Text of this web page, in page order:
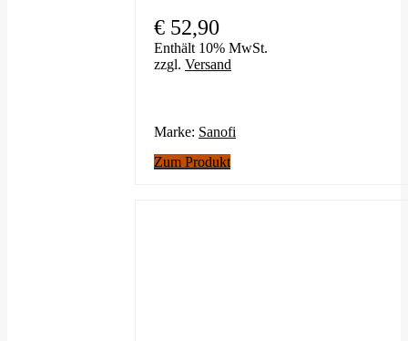
€ 52,90
Enthält 10% MwSt.
zzgl. Versand
Marke: Sanofi
Zum Produkt